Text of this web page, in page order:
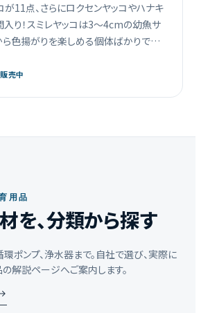
が11点、さらにロクセンヤッコやハナキ
入り！スミレヤッコは3〜4cmの幼魚サ
色揚がりを楽しめる個体ばかりです。
売中
用品
を、分類から探す
ポンプ、浄水器まで。自社で選び、実際に
解説ページへご案内します。